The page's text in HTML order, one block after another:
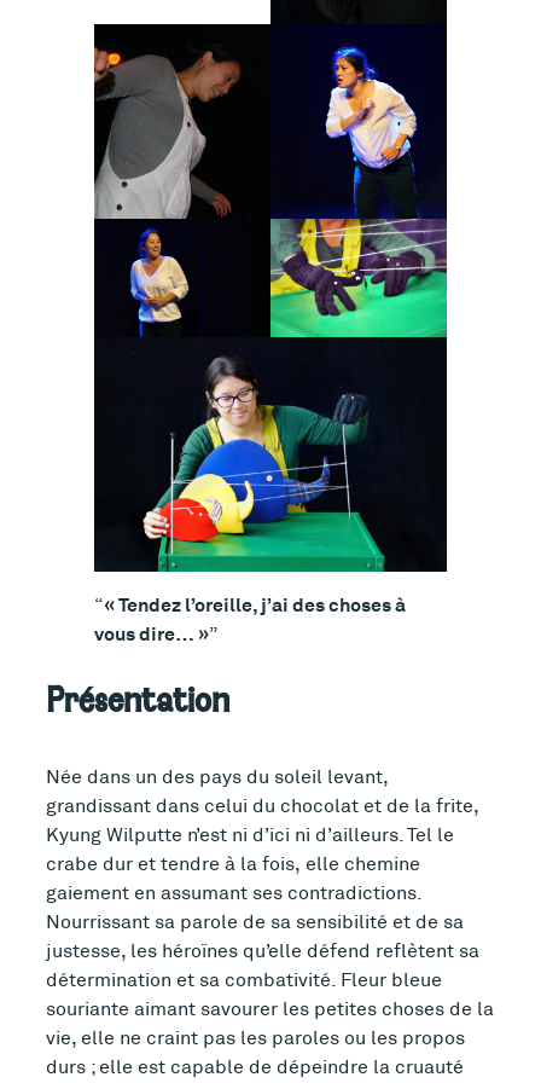
« Tendez l’oreille, j’ai des choses à
vous dire… »
Présentation
Née dans un des pays du soleil levant,
grandissant dans celui du chocolat et de la frite,
Kyung Wilputte n’est ni d’ici ni d’ailleurs. Tel le
crabe dur et tendre à la fois, elle chemine
gaiement en assumant ses contradictions.
Nourrissant sa parole de sa sensibilité et de sa
justesse, les héroïnes qu’elle défend reflètent sa
détermination et sa combativité. Fleur bleue
souriante aimant savourer les petites choses de la
vie, elle ne craint pas les paroles ou les propos
durs ; elle est capable de dépeindre la cruauté